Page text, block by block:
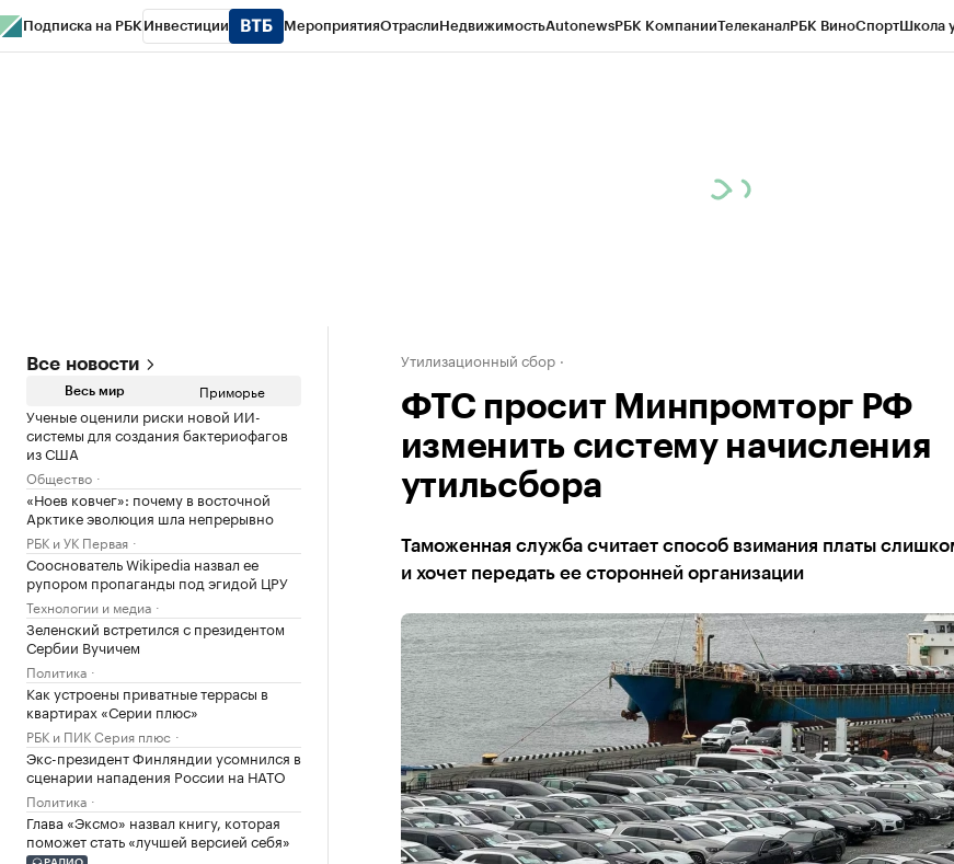
Подписка на РБК Инвестиции МероприятияОтраслиНедвижимостьAutonewsРБК КомпанииТелеканалРБК ВиноСпортШкола
Все новости
Весь мир Приморье
Ученые оценили риски новой ИИ-
системы для создания бактериофагов
из США
Общество
«Ноев ковчег»: почему в восточной
Арктике эволюция шла непрерывно
РБК и УК Первая
Сооснователь Wikipedia назвал ее
рупором пропаганды под эгидой ЦРУ
Технологии и медиа
Зеленский встретился с президентом
Сербии Вучичем
Политика
Как устроены приватные террасы в
квартирах «Серии плюс»
РБК и ПИК Серия плюс
Экс-президент Финляндии усомнился в
сценарии нападения России на НАТО
Политика
Глава «Эксмо» назвал книгу, которая
поможет стать «лучшей версией себя»
Утилизационный сбор
ФТС просит Минпромторг РФ
изменить систему начисления
утильсбора
Таможенная служба считает способ взимания платы
и хочет передать ее сторонней организации